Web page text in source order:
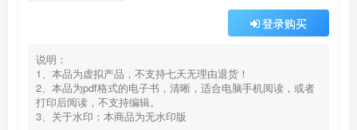
登录购买
说明：
1、本品为虚拟产品，不支持七天无理由退货！
2、本品为pdf格式的电子书，清晰，适合电脑手机阅读，或者
打印后阅读，不支持编辑。
3、关于水印：本商品为无水印版